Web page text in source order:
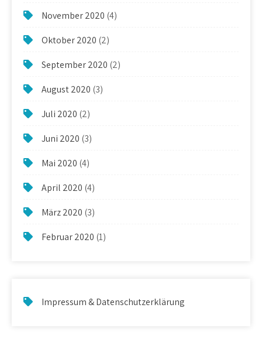
November 2020 (4)
Oktober 2020 (2)
September 2020 (2)
August 2020 (3)
Juli 2020 (2)
Juni 2020 (3)
Mai 2020 (4)
April 2020 (4)
März 2020 (3)
Februar 2020 (1)
Impressum & Datenschutzerklärung